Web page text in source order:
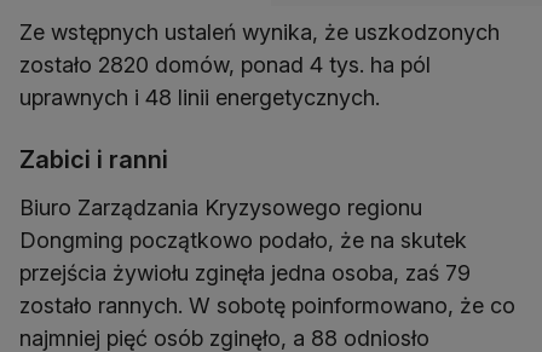
Ze wstępnych ustaleń wynika, że uszkodzonych
zostało 2820 domów, ponad 4 tys. ha pól
uprawnych i 48 linii energetycznych.
Zabici i ranni
Biuro Zarządzania Kryzysowego regionu
Dongming początkowo podało, że na skutek
przejścia żywiołu zginęła jedna osoba, zaś 79
zostało rannych. W sobotę poinformowano, że co
najmniej pięć osób zginęło, a 88 odniosło